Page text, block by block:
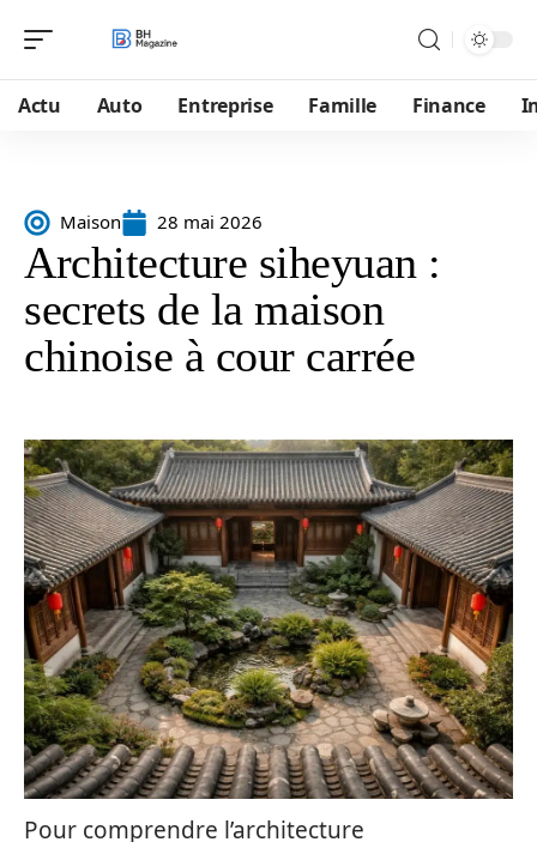
Actu Auto Entreprise Famille Finance
Maison 28 mai 2026
Architecture siheyuan :
secrets de la maison
chinoise à cour carrée
Pour comprendre l’architecture